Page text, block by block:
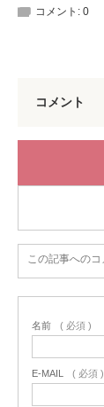
コメント: 0
コメント
この記事へのコ
名前 ( 必須 )
E-MAIL ( 必須